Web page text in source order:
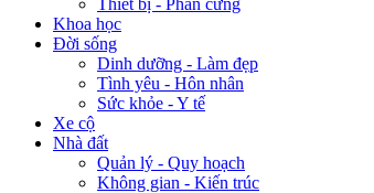
Khoa học
Đời sống
Dinh dưỡng - Làm đẹp
Tình yêu - Hôn nhân
Sức khỏe - Y tế
Xe cộ
Nhà đất
Quản lý - Quy hoạch
Không gian - Kiến trúc